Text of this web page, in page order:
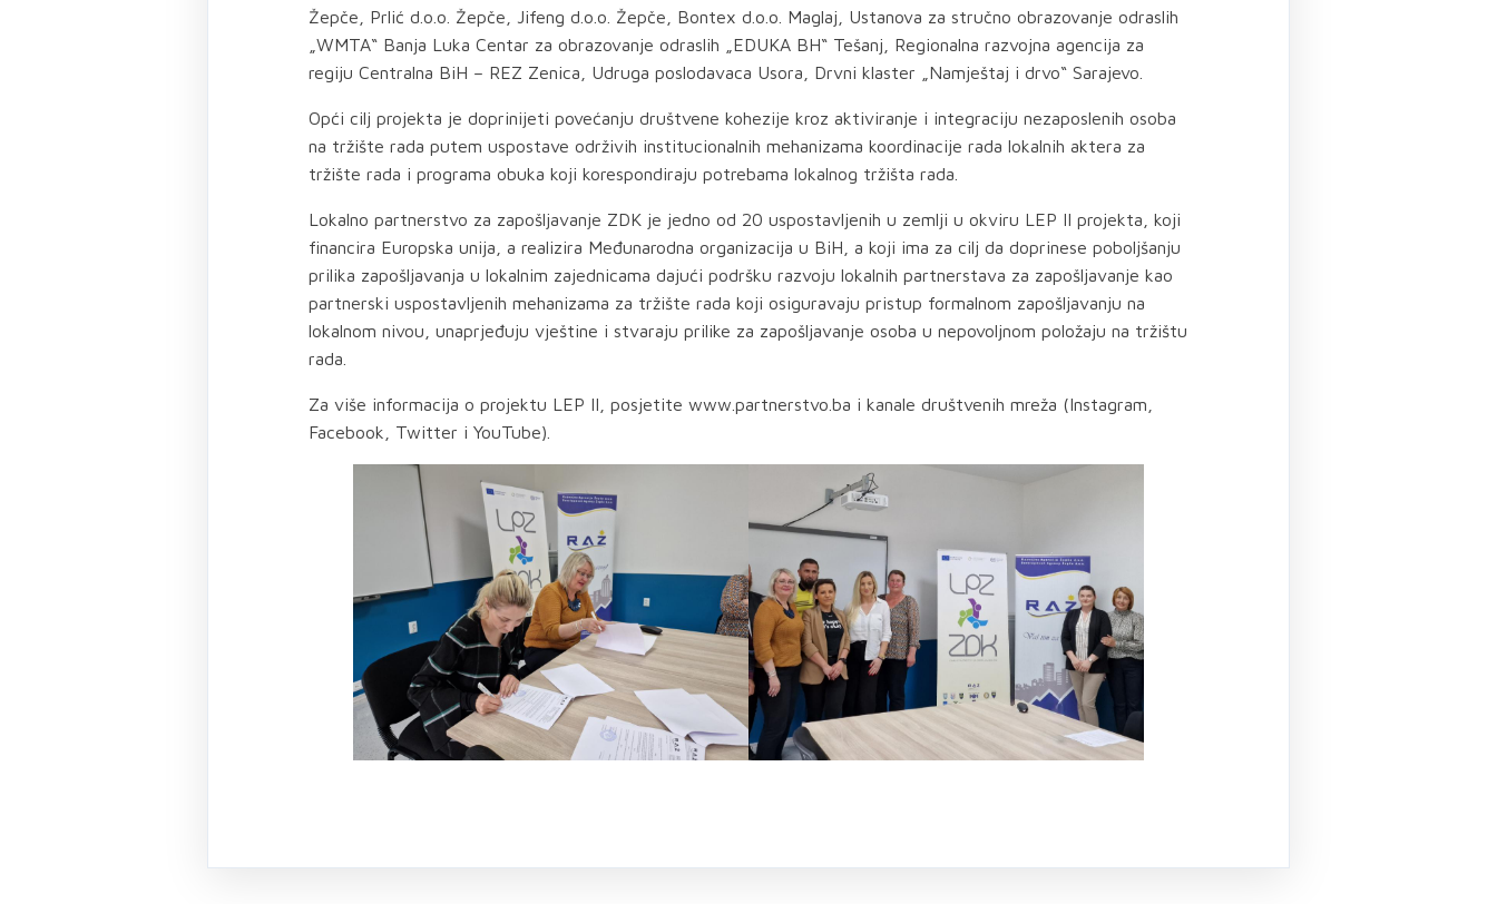
Žepče, Prlić d.o.o. Žepče, Jifeng d.o.o. Žepče, Bontex d.o.o. Maglaj, Ustanova za stručno obrazovanje odraslih
„WMTA“ Banja Luka Centar za obrazovanje odraslih „EDUKA BH“ Tešanj, Regionalna razvojna agencija za
regiju Centralna BiH – REZ Zenica, Udruga poslodavaca Usora, Drvni klaster „Namještaj i drvo“ Sarajevo.
Opći cilj projekta je doprinijeti povećanju društvene kohezije kroz aktiviranje i integraciju nezaposlenih osoba
na tržište rada putem uspostave održivih institucionalnih mehanizama koordinacije rada lokalnih aktera za
tržište rada i programa obuka koji korespondiraju potrebama lokalnog tržišta rada.
Lokalno partnerstvo za zapošljavanje ZDK je jedno od 20 uspostavljenih u zemlji u okviru LEP II projekta, koji
financira Europska unija, a realizira Međunarodna organizacija u BiH, a koji ima za cilj da doprinese poboljšanju
prilika zapošljavanja u lokalnim zajednicama dajući podršku razvoju lokalnih partnerstava za zapošljavanje kao
partnerski uspostavljenih mehanizama za tržište rada koji osiguravaju pristup formalnom zapošljavanju na
lokalnom nivou, unaprjeđuju vještine i stvaraju prilike za zapošljavanje osoba u nepovoljnom položaju na tržištu
rada.
Za više informacija o projektu LEP II, posjetite www.partnerstvo.ba i kanale društvenih mreža (Instagram,
Facebook, Twitter i YouTube).